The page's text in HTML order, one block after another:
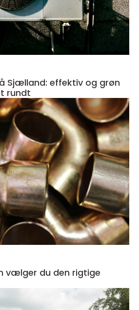
Sjælland: effektiv og grøn
rundt